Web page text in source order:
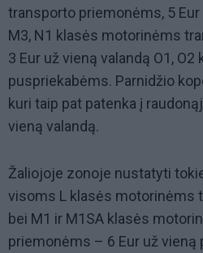
transporto priemonėms, 5 Eur
M3, N1 klasės motorinėms
3 Eur už vieną valandą O1,
puspriekabėms. Parnidžio
kuri taip pat patenka į
vieną valandą.
Žaliojoje zonoje nustatyti
visoms L klasės motorinėms
bei M1 ir M1SA klasės
priemonėms – 6 Eur už vieną